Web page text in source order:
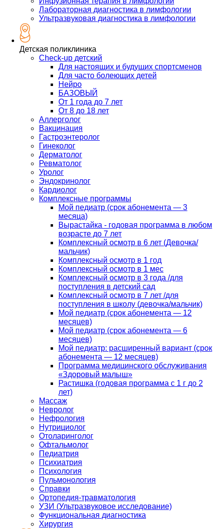
Лабораторная диагностика в лимфологии
Ультразвуковая диагностика в лимфологии
Детская поликлиника
Check-up детский
Для настоящих и будущих спортсменов
Для часто болеющих детей
Нейро
БАЗОВЫЙ
От 1 года до 7 лет
От 8 до 18 лет
Аллерголог
Вакцинация
Гастроэнтеролог
Гинеколог
Дерматолог
Ревматолог
Уролог
Эндокринолог
Кардиолог
Комплексные программы
Мой педиатр (срок абонемента — 3
месяца)
Вырастайка - годовая программа в любом
возрасте до 7 лет
Комплексный осмотр в 6 лет (Девочка/
мальчик)
Комплексный осмотр в 1 год
Комплексный осмотр в 1 мес
Комплексный осмотр в 3 года /для
поступления в детский сад
Комплексный осмотр в 7 лет /для
поступления в школу (девочка/мальчик)
Мой педиатр (срок абонемента — 12
месяцев)
Мой педиатр (срок абонемента — 6
месяцев)
Мой педиатр: расширенный вариант (срок
абонемента — 12 месяцев)
Программа медицинского обслуживания
«Здоровый малыш»
Растишка (годовая программа с 1 г до 2
лет)
Массаж
Невролог
Нефрология
Нутрициолог
Отоларинголог
Офтальмолог
Педиатрия
Психиатрия
Психология
Пульмонология
Справки
Ортопедия-травматология
УЗИ (Ультразвуковое исследование)
Функциональная диагностика
Хирургия